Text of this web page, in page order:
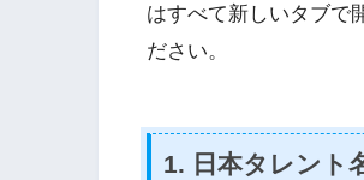
はすべて新しいタブで
ださい。
1. 日本タレント